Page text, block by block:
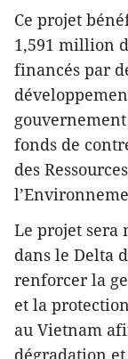
Ce projet
1,591 million
financés par
fonds de
des
Le projet sera
dans le Delta
renforcer la
et la
au Vietnam